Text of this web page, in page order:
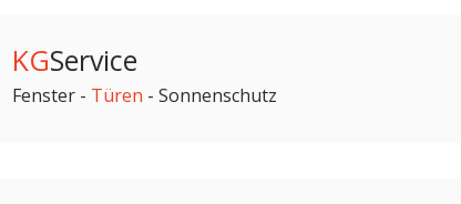
KGService
Fenster - Türen - Sonnenschutz